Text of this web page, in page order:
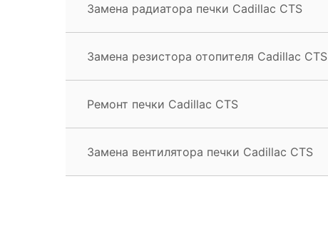
Замена радиатора печки Cadillac CTS
Замена резистора отопителя Cadillac CTS
Ремонт печки Cadillac CTS
Замена вентилятора печки Cadillac CTS